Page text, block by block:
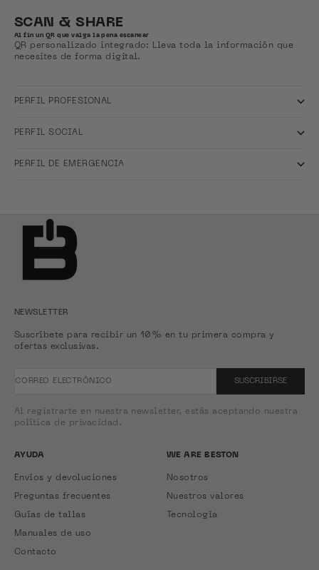
SCAN & SHARE
Al fin un QR que valga la pena escanear
QR personalizado integrado: Lleva toda la información que
necesites de forma digital.
PERFIL PROFESIONAL
PERFIL SOCIAL
PERFIL DE EMERGENCIA
NEWSLETTER
Suscríbete para recibir un 10% en tu primera compra y
ofertas exclusivas.
CORREO ELECTRÓNICO SUSCRIBIRSE
Al registrarte en nuestra newsletter, estás aceptando nuestra
política de privacidad.
AYUDA
Envíos y devoluciones
Preguntas frecuentes
Guías de tallas
Manuales de uso
Contacto
WE ARE BESTON
Nosotros
Nuestros valores
Tecnología